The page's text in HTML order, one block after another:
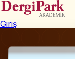
Giriş